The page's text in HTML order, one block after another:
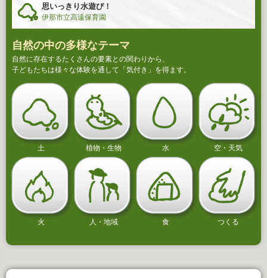
思いっきり水遊び！
伊那市立高遠保育園
自然の中の多様なテーマ
自然に存在するたくさんの要素との関わりから、
子どもたちは様々な体験を通して「気付き」を得ます。
土 植物・生物 水 空・天気
火 人・地域 食 つくる